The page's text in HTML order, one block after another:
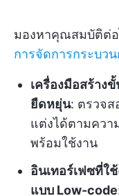
มองหาคุณสมบัติต่อ
การจัดการกระบวน
เครื่องมือสร้าง
ยืดหยุ่น: ตรวจ
แต่งได้ตามคว
พร้อมใช้งาน
อินเทอร์เฟซที่ใ
แบบ Low-code